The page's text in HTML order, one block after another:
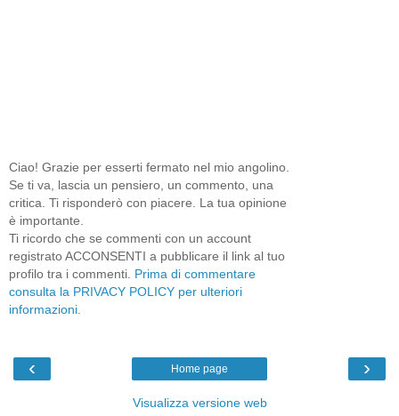
Ciao! Grazie per esserti fermato nel mio angolino.
Se ti va, lascia un pensiero, un commento, una
critica. Ti risponderò con piacere. La tua opinione
è importante.
Ti ricordo che se commenti con un account
registrato ACCONSENTI a pubblicare il link al tuo
profilo tra i commenti. Prima di commentare
consulta la PRIVACY POLICY per ulteriori
informazioni.
‹ ›
Home page
Visualizza versione web